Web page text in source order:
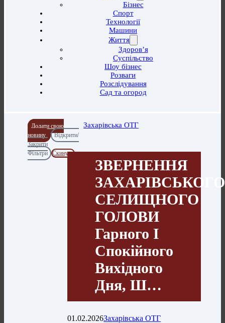
Бізнес
Спорт
Технології
Машини
Життя
Здоров’я
Суспільство
Шоу бізнес
Розваги
Розслідування
Сад та огород
Додати свою
новину
Відкрити/
Закрити
Фільтри
Скинути
Захарівська ОТГ
ЗВЕРНЕННЯ
ЗАХАРІВСЬКОГО
СЕЛИЩНОГО
ГОЛОВИ
Гарного І
Спокійного
Вихідного
Дня, Ш…
01.02.2026Захарівська ОТГ